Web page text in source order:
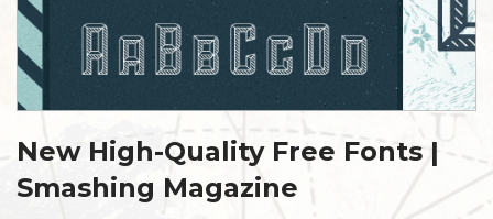
New High-Quality Free Fonts |
Smashing Magazine